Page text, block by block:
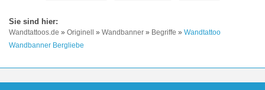
Wandtattoos.de » Originell » Wandbanner » Begriffe » Wandtattoo
Wandbanner Bergliebe